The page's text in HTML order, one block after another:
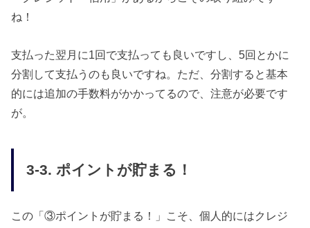
ね！
支払った翌月に1回で支払っても良いですし、5回とかに
分割して支払うのも良いですね。ただ、分割すると基本
的には追加の手数料がかかってるので、注意が必要です
が。
3-3. ポイントが貯まる！
この「③ポイントが貯まる！」こそ、個人的にはクレジ